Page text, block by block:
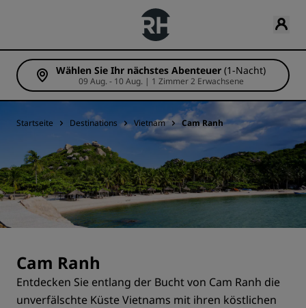
Wählen Sie Ihr nächstes Abenteuer (1-Nacht)
09 Aug. - 10 Aug. | 1 Zimmer 2 Erwachsene
Startseite Destinations Vietnam Cam Ranh
Cam Ranh
Entdecken Sie entlang der Bucht von Cam Ranh die
unverfälschte Küste Vietnams mit ihren köstlichen